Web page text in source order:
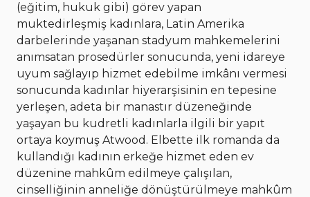
(eğitim, hukuk gibi) görev yapan
muktedirleşmiş kadınlara, Latin Amerika
darbelerinde yaşanan stadyum mahkemelerini
anımsatan prosedürler sonucunda, yeni idareye
uyum sağlayıp hizmet edebilme imkânı vermesi
sonucunda kadınlar hiyerarşisinin en tepesine
yerleşen, adeta bir manastır düzeneğinde
yaşayan bu kudretli kadınlarla ilgili bir yapıt
ortaya koymuş Atwood. Elbette ilk romanda da
kullandığı kadının erkeğe hizmet eden ev
düzenine mahkûm edilmeye çalışılan,
cinselliğinin anneliğe dönüştürülmeye mahkûm